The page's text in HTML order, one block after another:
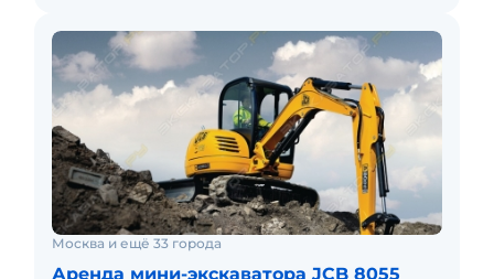
Москва и ещё 33 города
Аренда мини-экскаватора JCB 8055